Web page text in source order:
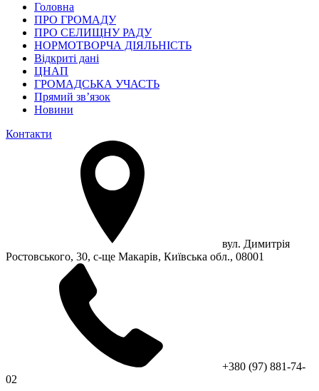
Головна
ПРО ГРОМАДУ
ПРО СЕЛИЩНУ РАДУ
НОРМОТВОРЧА ДІЯЛЬНІСТЬ
Відкриті дані
ЦНАП
ГРОМАДСЬКА УЧАСТЬ
Прямий зв’язок
Новини
Контакти
вул. Димитрія
Ростовського, 30, с-ще Макарів, Київська обл., 08001
+380 (97) 881-74-
02